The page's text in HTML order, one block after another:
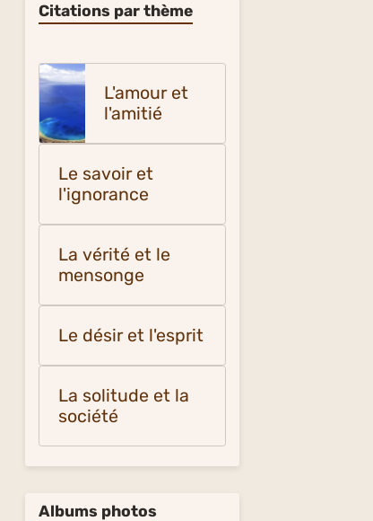
Citations par thème
L'amour et
l'amitié
Le savoir et
l'ignorance
La vérité et le
mensonge
Le désir et l'esprit
La solitude et la
société
Albums photos